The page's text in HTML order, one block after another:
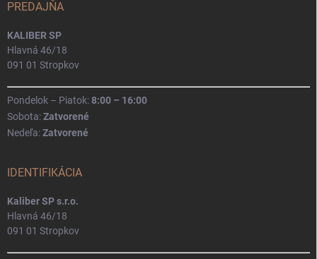
PREDAJŇA
KALIBER SP
Hlavná 46/18
091 01 Stropkov
Pondelok – Piatok:8:00 – 16:00
Sobota:Zatvorené
Nedeľa:Zatvorené
IDENTIFIKÁCIA
Kaliber SP s.r.o.
Hlavná 46/18
091 01 Stropkov